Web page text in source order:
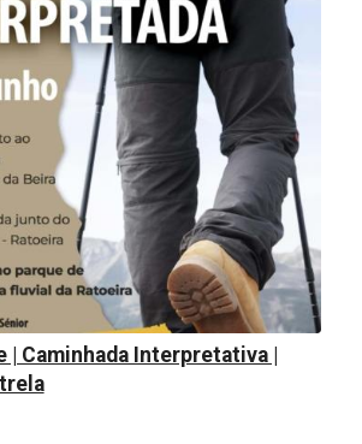
| Caminhada Interpretativa |